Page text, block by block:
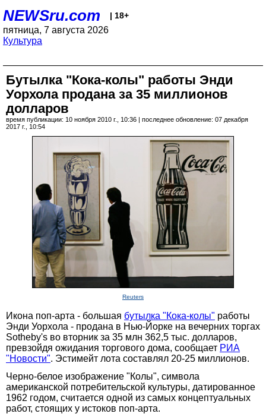
NEWSru.com | 18+
пятница, 7 августа 2026
Культура
Бутылка "Кока-колы" работы Энди
Уорхола продана за 35 миллионов
долларов
время публикации: 10 ноября 2010 г., 10:36 | последнее обновление: 07 декабря
2017 г., 10:54
Reuters
Икона поп-арта - большая бутылка "Кока-колы" работы
Энди Уорхола - продана в Нью-Йорке на вечерних торгах
Sotheby's во вторник за 35 млн 362,5 тыс. долларов,
превзойдя ожидания торгового дома, сообщает РИА
"Новости". Эстимейт лота составлял 20-25 миллионов.
Черно-белое изображение "Колы", символа
американской потребительской культуры, датированное
1962 годом, считается одной из самых концептуальных
работ, стоящих у истоков поп-арта.